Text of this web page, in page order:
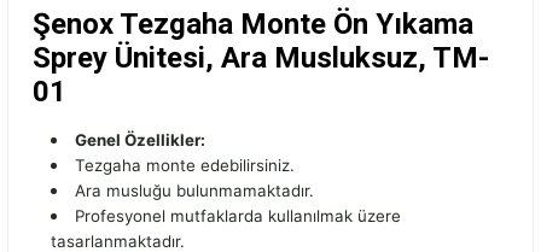
Şenox Tezgaha Monte Ön Yıkama
Sprey Ünitesi, Ara Musluksuz, TM-
01
Genel Özellikler:
Tezgaha monte edebilirsiniz.
Ara musluğu bulunmamaktadır.
Profesyonel mutfaklarda kullanılmak üzere
tasarlanmaktadır.